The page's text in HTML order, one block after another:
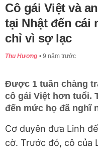
Cô gái Việt và
tại Nhật đến cái
chỉ vì sợ lạc
Thu Hương 9 năm trước
Được 1 tuần chàng
cô gái Việt hơn tuổi.
đến mức họ đã nghĩ
Cơ duyên đưa Linh
cờ. Trước đó, cô của